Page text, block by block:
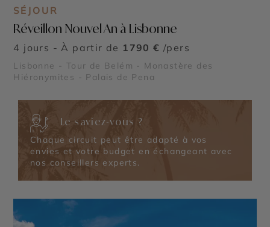
SÉJOUR
Réveillon Nouvel An à Lisbonne
4 jours - À partir de 1790 € /pers
Lisbonne - Tour de Belém - Monastère des
Hiéronymites - Palais de Pena
Le saviez-vous ?
Chaque circuit peut être adapté à vos
envies et votre budget en échangeant avec
nos conseillers experts.